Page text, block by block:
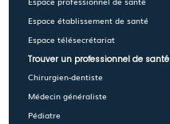
Espace établissement de santé
Espace télésecrétariat
Trouver un professionnel de santé
Chirurgien-dentiste
Médecin généraliste
Pédiatre